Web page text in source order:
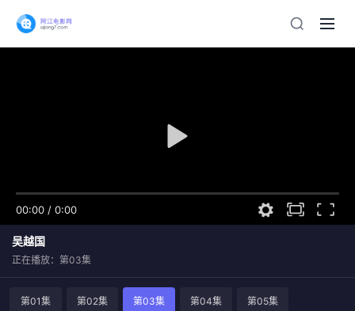
00:00 / 0:00
吴越国
正在播放：第03集
第01集 第02集 第03集 第04集 第05集